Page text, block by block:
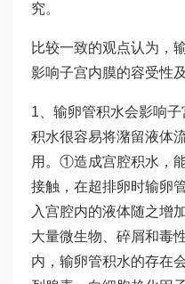
究。
比较一致的观点认为，
影响子宫内膜的容受性
1、输卵管积水会影响
积水很容易将潴留液体
用。①造成宫腔积水，
接触，在超排卵时输卵
入宫腔内的液体随之增
大量微生物、碎屑和毒
内，输卵管积水的存在